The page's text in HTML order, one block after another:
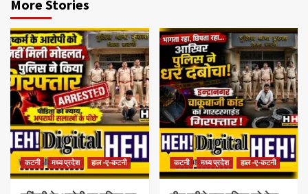
More Stories
कटनी मध्य प्रदेश हाल -ए-कटनी कटनी मध्य प्रदेश हाल -ए-कटनी